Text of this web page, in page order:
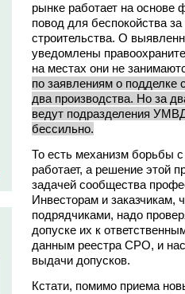
рынке работает на основе
повод для беспокойства
строительства. О
уведомлены
на местах они не
по заявлениям о подделке
два производства. Но за
ведут подразделения
бессильно.
То есть механизм борьбы
работает, а решение этой
задачей сообщества
Инвесторам и заказчикам,
подрядчиками, надо
допуске их к
данным реестра СРО, и
выдачи допусков.
Кстати, помимо приема